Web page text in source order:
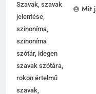
Szavak, szavak
jelentése,
szinoníma,
szinoníma
szótár, idegen
szavak szótára,
rokon értelmű
szavak,
Mit